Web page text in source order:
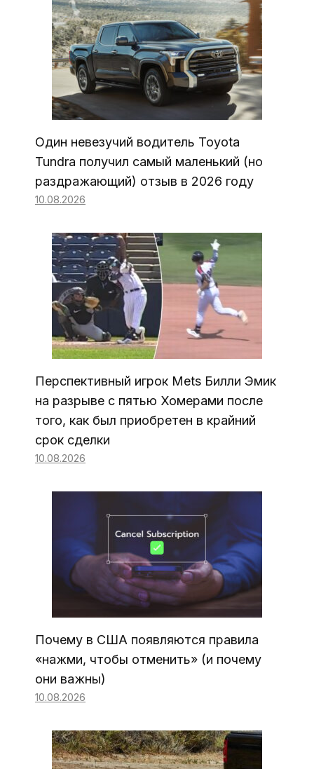
Один невезучий водитель Toyota
Tundra получил самый маленький (но
раздражающий) отзыв в 2026 году
10.08.2026
Перспективный игрок Mets Билли Эмик
на разрыве с пятью Хомерами после
того, как был приобретен в крайний
срок сделки
10.08.2026
Почему в США появляются правила
«нажми, чтобы отменить» (и почему
они важны)
10.08.2026